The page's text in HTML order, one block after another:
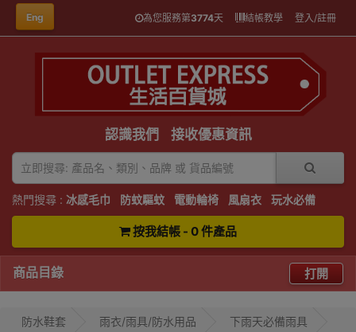
Eng 為您服務第3774天 結帳教學 登入/註冊
認識我們 接收優惠資訊
熱門搜尋 : 冰感毛巾 防蚊驅蚊 電動輪椅 風扇衣 玩水必備
按我結帳 - 0 件產品
商品目錄 打開
防水鞋套 雨衣/雨具/防水用品 下雨天必備雨具